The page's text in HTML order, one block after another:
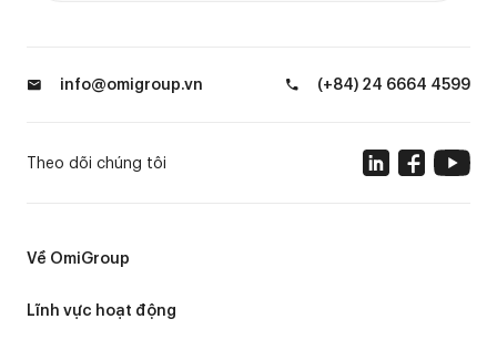
info@omigroup.vn (+84) 24 6664 4599
Theo dõi chúng tôi
Về OmiGroup
Lĩnh vực hoạt động